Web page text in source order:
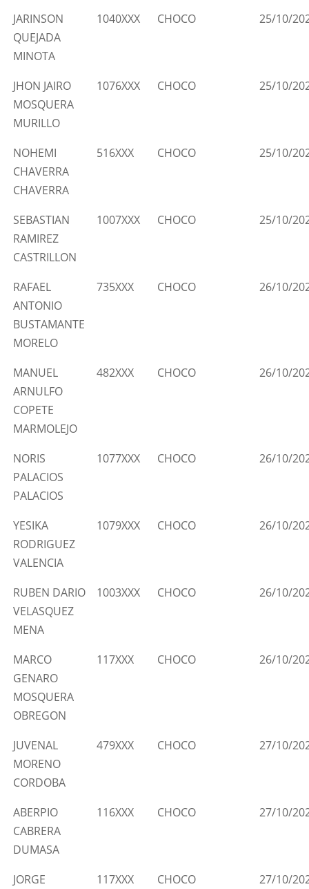
JARINSON
QUEJADA
MINOTA
1040XXX CHOCO 25/10/
JHON JAIRO
MOSQUERA
MURILLO
1076XXX CHOCO 25/10/
NOHEMI
CHAVERRA
CHAVERRA
516XXX CHOCO 25/10/
SEBASTIAN
RAMIREZ
CASTRILLON
1007XXX CHOCO 25/10/
RAFAEL
ANTONIO
BUSTAMANTE
MORELO
735XXX CHOCO 26/10/
MANUEL
ARNULFO
COPETE
MARMOLEJO
482XXX CHOCO 26/10/
NORIS
PALACIOS
PALACIOS
1077XXX CHOCO 26/10/
YESIKA
RODRIGUEZ
VALENCIA
1079XXX CHOCO 26/10/
RUBEN DARIO
VELASQUEZ
MENA
1003XXX CHOCO 26/10/
MARCO
GENARO
MOSQUERA
OBREGON
117XXX CHOCO 26/10/
JUVENAL
MORENO
CORDOBA
479XXX CHOCO 27/10/
ABERPIO
CABRERA
DUMASA
116XXX CHOCO 27/10/
JORGE
117XXX CHOCO 27/10/